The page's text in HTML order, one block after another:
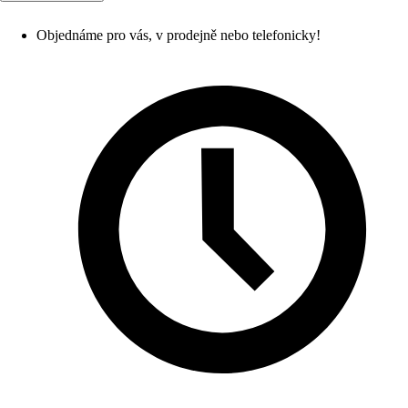
Objednáme pro vás, v prodejně nebo telefonicky!